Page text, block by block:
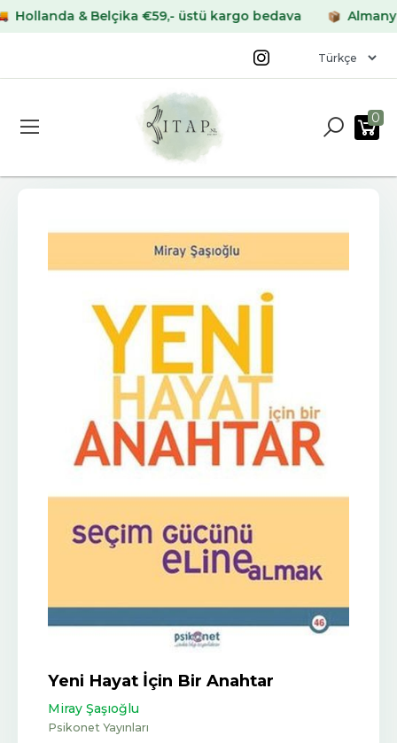
& Belçika €59,- üstü kargo bedava Almanya &
0
Yeni Hayat İçin Bir Anahtar
Miray Şaşıoğlu
Psikonet Yayınları